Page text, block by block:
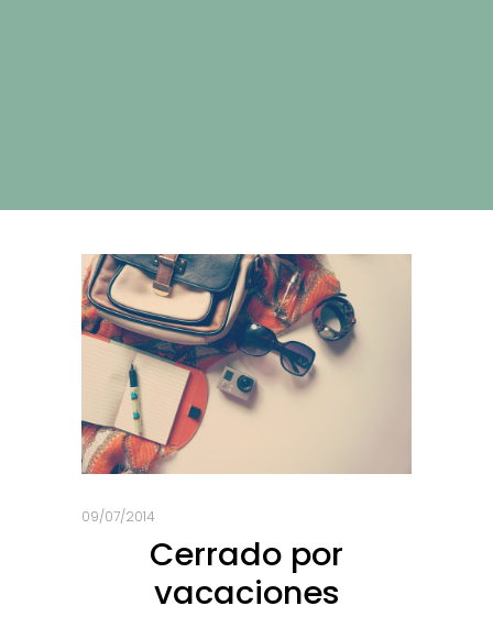
09/07/2014
Cerrado por
vacaciones